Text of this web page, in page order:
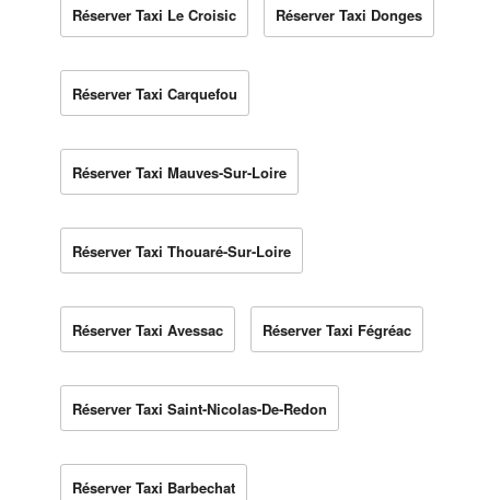
Réserver Taxi Le Croisic Réserver Taxi Donges
Réserver Taxi Carquefou
Réserver Taxi Mauves-Sur-Loire
Réserver Taxi Thouaré-Sur-Loire
Réserver Taxi Avessac Réserver Taxi Fégréac
Réserver Taxi Saint-Nicolas-De-Redon
Réserver Taxi Barbechat